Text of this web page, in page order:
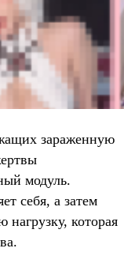
зараженную
модуль.
себя, а затем
нагрузку, которая